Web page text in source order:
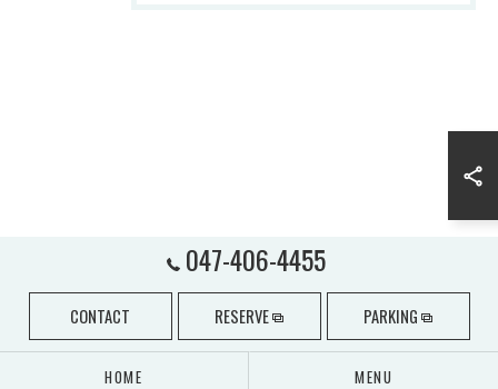
047-406-4455
CONTACT RESERVE PARKING
HOME MENU